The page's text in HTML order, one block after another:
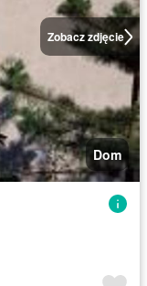
Zobacz zdjęcie
Dom